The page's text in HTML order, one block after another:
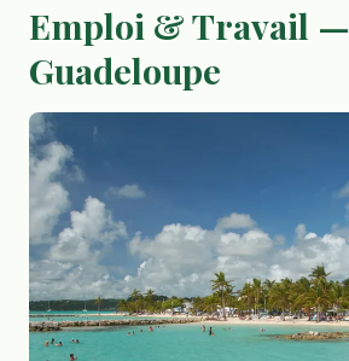
Emploi & Travail —
Guadeloupe